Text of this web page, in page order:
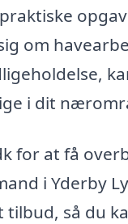
om
i dit
for at få
i Yderby
så du